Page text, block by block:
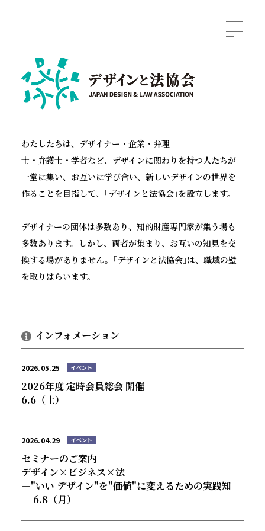
活動実績
コラム
会員名簿
わたしたちは、デザイナー・企業・弁理
士・弁護士・学者など、 デザインに関わりを持つ人たちが
一堂に集い、お互いに学び合い、 新しいデザインの世界を
作ることを目指して、｢デザインと法協会｣を設立します。
デザイナーの団体は多数あり、知的財産専門家が集う場も
多数あります。 しかし、両者が集まり、お互いの知見を交
換する場がありません。 ｢デザインと法協会｣は、職域の壁
を取りはらいます。
インフォメーション
2026.05.25 イベント
2026年度 定時会員総会 開催
6.6（土）
2026.04.29 イベント
セミナーのご案内
デザイン×ビジネス×法
－"いい デザイン"を"価値"に変えるための実践知
－ 6.8（月）